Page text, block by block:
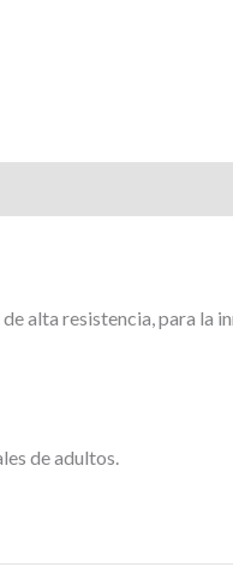
alta resistencia, para la
de adultos.